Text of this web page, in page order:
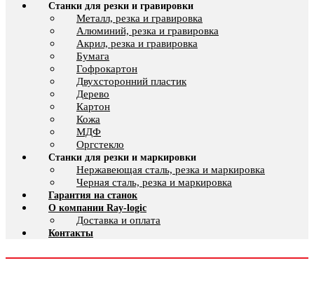
Станки для резки и гравировки
Металл, резка и гравировка
Алюминий, резка и гравировка
Акрил, резка и гравировка
Бумага
Гофрокартон
Двухсторонний пластик
Дерево
Картон
Кожа
МДФ
Оргстекло
Станки для резки и маркировки
Нержавеющая сталь, резка и маркировка
Черная сталь, резка и маркировка
Гарантия на станок
О компании Ray-logic
Доставка и оплата
Контакты